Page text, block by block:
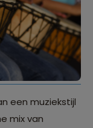
een muziekstijl
mix van